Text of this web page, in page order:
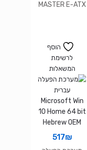
MASTER E-ATX
הוסף
לרשימת
המשאלות
517₪